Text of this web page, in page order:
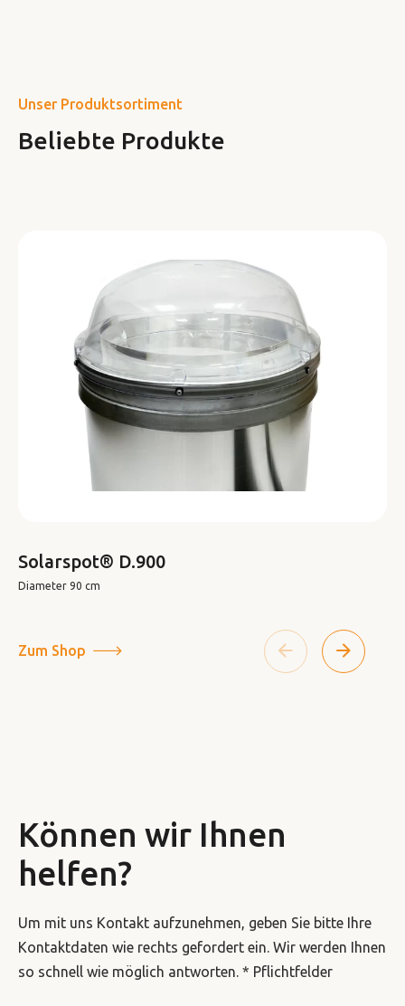
Unser Produktsortiment
Beliebte Produkte
Solarspot® D.900
Diameter 90 cm
Zum Shop
Können wir Ihnen
helfen?
Um mit uns Kontakt aufzunehmen, geben Sie bitte Ihre
Kontaktdaten wie rechts gefordert ein. Wir werden Ihnen
so schnell wie möglich antworten. * Pflichtfelder